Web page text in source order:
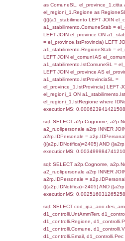
Debug
sql: SELECT
`userlevelid` = -
sql: SELECT
sql: SELECT
WHERE
sql: SELECT
sql: SELECT
localita,